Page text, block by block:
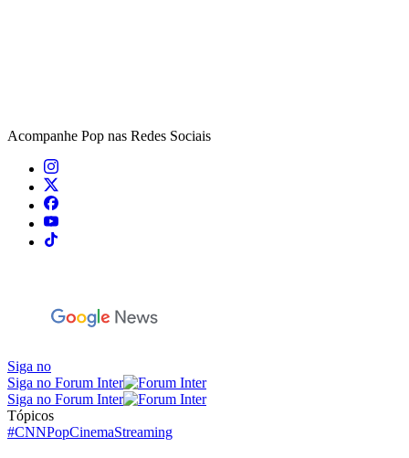
Acompanhe Pop nas Redes Sociais
Siga no
Siga no Forum Inter
Siga no Forum Inter
Tópicos
#CNNPopCinemaStreaming